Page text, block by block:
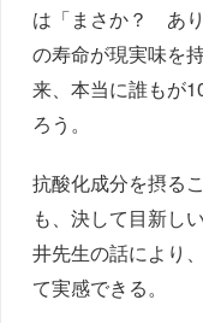
は「まさか？ あ
の寿命が現実味を
来、本当に誰もが
ろう。
抗酸化成分を摂る
も、決して目新し
井先生の話により
て実感できる。